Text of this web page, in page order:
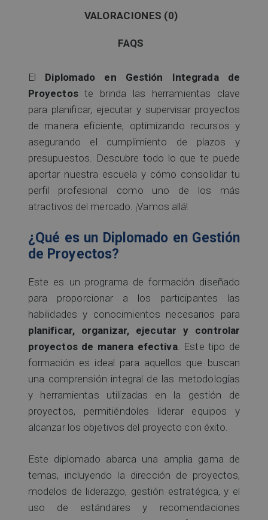
VALORACIONES (0)
FAQS
El Diplomado en Gestión Integrada de
Proyectoste brinda las herramientas clave
para planificar, ejecutar y supervisar proyectos
de manera eficiente, optimizando recursos y
asegurando el cumplimiento de plazos y
presupuestos. Descubre todo lo que te puede
aportar nuestra escuela y cómo consolidar tu
perfil profesional como uno de los más
atractivos del mercado. ¡Vamos allá!
¿Qué es un Diplomado en Gestión
de Proyectos?
Este es un programa de formación diseñado
para proporcionar a los participantes las
habilidades y conocimientos necesarios para
planificar, organizar, ejecutar y controlar
proyectos de manera efectiva. Este tipo de
formación es ideal para aquellos que buscan
una comprensión integral de las metodologías
y herramientas utilizadas en la gestión de
proyectos, permitiéndoles liderar equipos y
alcanzar los objetivos del proyecto con éxito.
Este diplomado abarca una amplia gama de
temas, incluyendo la dirección de proyectos,
modelos de liderazgo, gestión estratégica, y el
uso de estándares y recomendaciones